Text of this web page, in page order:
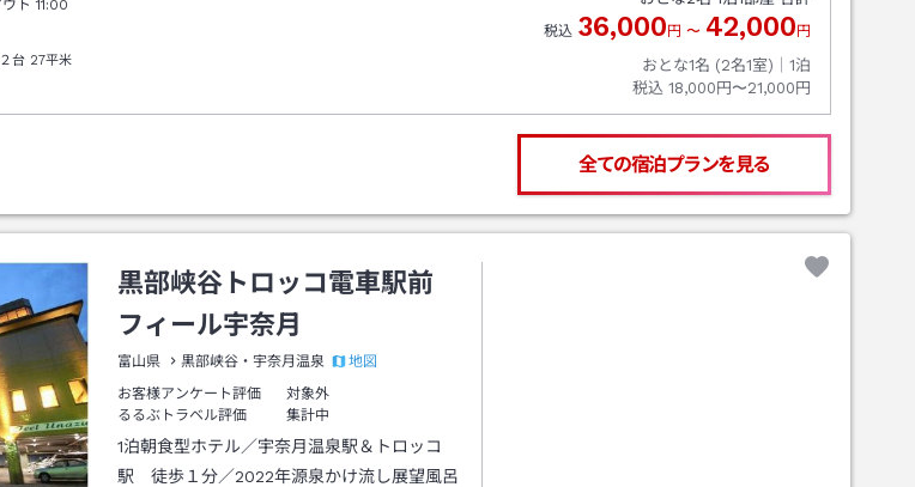
ト 11:00
台 27平米
税込 36,000 円 〜 42,000 円
おとな1名 (2名1室)｜ 1泊
税込 18,000円〜21,000円
全ての宿泊プランを見る
黒部峡谷トロッコ電車駅前
フィール宇奈月
富山県 黒部峡谷・宇奈月温泉
地図
お客様アンケート評価
対象外
るるぶトラベル評価
集計中
1泊朝食型ホテル／宇奈月温泉駅＆トロッコ
駅 徒歩１分／2022年源泉かけ流し展望風呂